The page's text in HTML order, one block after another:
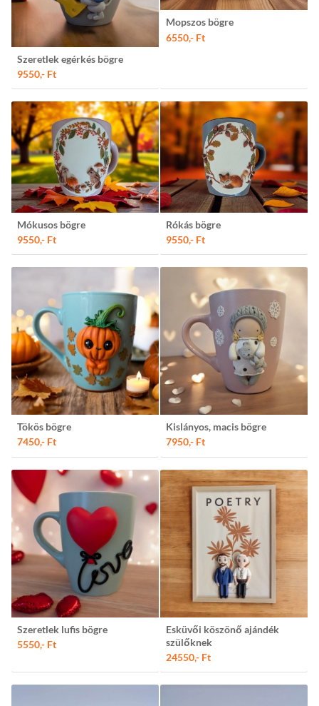
Szeretlek egérkés bögre
9550,- Ft
Mopszos bögre
6550,- Ft
Mókusos bögre
9550,- Ft
Rókás bögre
9550,- Ft
Tökös bögre
7450,- Ft
Kislányos, macis bögre
7950,- Ft
Szeretlek lufis bögre
5550,- Ft
Esküvői köszönő ajándék
szülőknek
24550,- Ft